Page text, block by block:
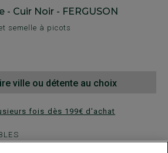
Cuir Noir - FERGUSON
semelle à picots
ville ou détente au choix
fois dès 199€ d'achat